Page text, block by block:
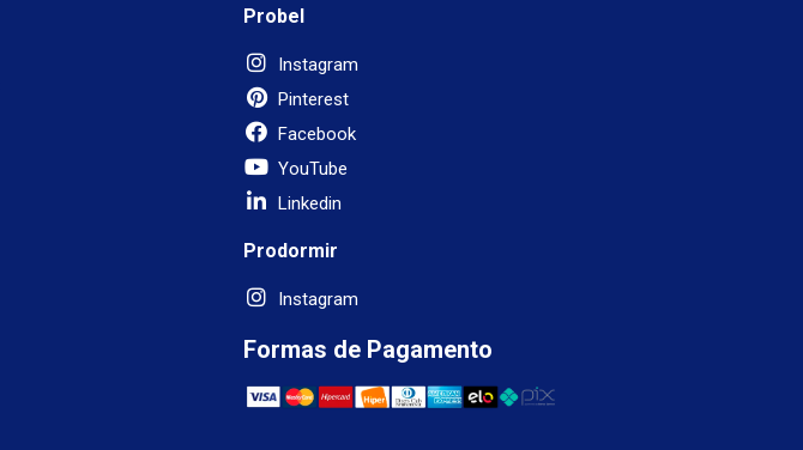
Probel
Instagram
Pinterest
Facebook
YouTube
Linkedin
Prodormir
Instagram
Formas de Pagamento